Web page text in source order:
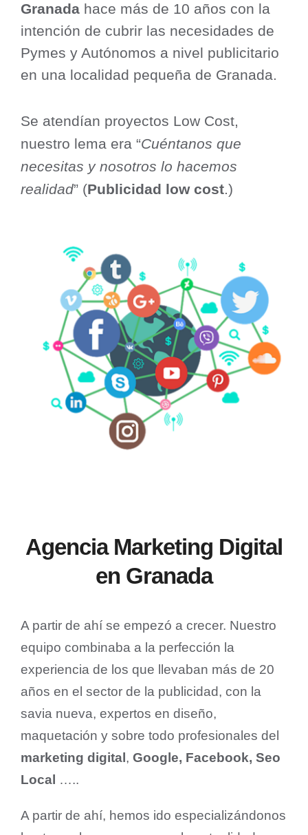
Granadahace más de 10 años con la
intención de cubrir las necesidades de
Pymes y Autónomos a nivel publicitario
en una localidad pequeña de Granada.
Se atendían proyectos Low Cost,
nuestro lema era “Cuéntanos que
necesitas y nosotros lo hacemos
realidad” (Publicidad low cost.)
Agencia Marketing Digital
en Granada
A partir de ahí se empezó a crecer. Nuestro
equipo combinaba a la perfección la
experiencia de los que llevaban más de 20
años en el sector de la publicidad, con la
savia nueva, expertos en diseño,
maquetación y sobre todo profesionales del
marketing digital, Google, Facebook, Seo
Local …..
A partir de ahí, hemos ido especializándonos